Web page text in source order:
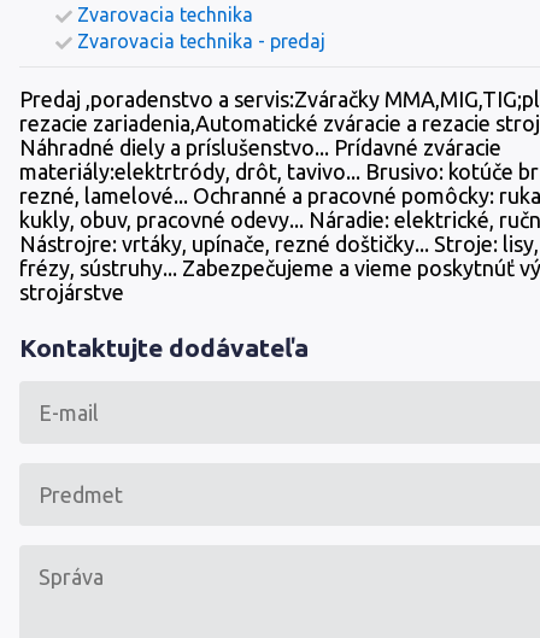
Zvarovacia technika
Zvarovacia technika - predaj
Predaj ,poradenstvo a servis:Zváračky
rezacie zariadenia,Automatické zváracie a rezacie
Náhradné diely a príslušenstvo... Prídavné zváracie
materiály:elektrtródy, drôt, tavivo... Brusivo: kotúče
rezné, lamelové... Ochranné a pracovné pomôcky:
kukly, obuv, pracovné odevy... Náradie: elektrické,
Nástrojre: vrtáky, upínače, rezné doštičky... Stroje:
frézy, sústruhy... Zabezpečujeme a vieme poskytnúť
strojárstve
Kontaktujte dodávateľa